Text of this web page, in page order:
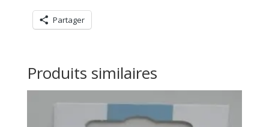
plastique
Partager
Produits similaires